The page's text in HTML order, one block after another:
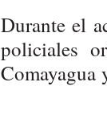
Durante el
policiales
Comayagua